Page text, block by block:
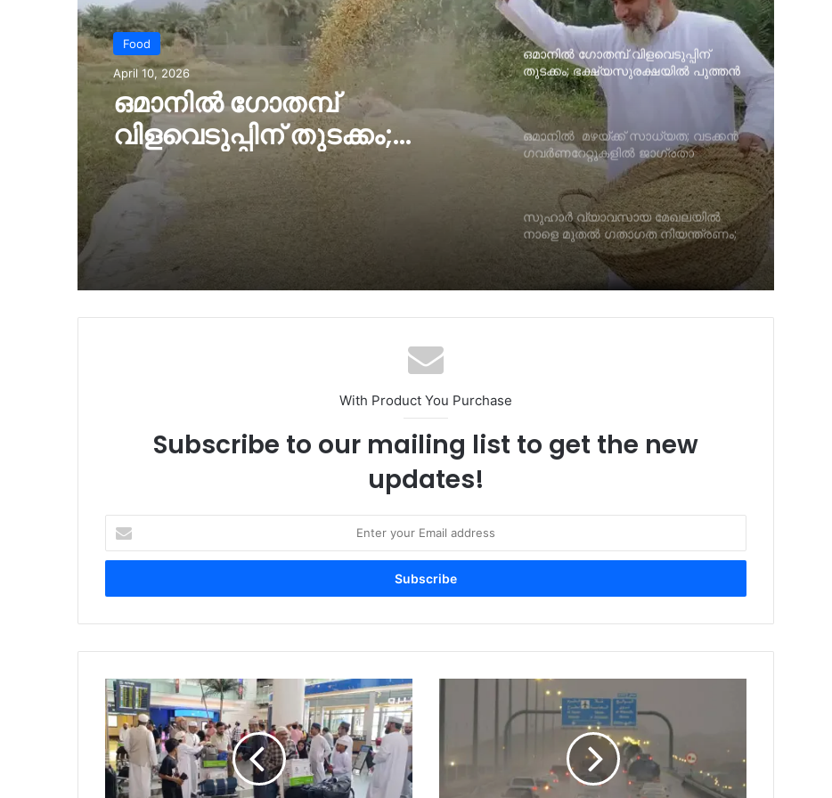
Food
April 10, 2026
ഒമാനില്‍ ഗോതമ്പ്
വിളവെടുപ്പിന് തുടക്കം;
ഭക്ഷ്യസുരക്ഷയില്‍ പുത്തൻ
പ്രതീക്ഷയുമായി മുദൈബി
പ്രവാസികൾക്കും സ്ത്രീകൾക്കും
ആശ്വാസമേകി പുതിയ പദ്ധതി!
ഒമാനില്‍ ഗോതമ്പ് വിളവെടുപ്പിന്
തുടക്കം; ഭക്ഷ്യസുരക്ഷയില്‍ പുത്തൻ
പ്രതീക്ഷയുമായി മുദൈബി
ഒമാനില്‍ മഴയ്ക്ക് സാധ്യത; വടക്കൻ
ഗവര്‍ണറേറ്റുകളില്‍ ജാഗ്രതാ
സുഹാര്‍ വ്യാവസായ മേഖലയില്‍
നാളെ മുതല്‍ ഗതാഗത നിയന്ത്രണം;
റോഡ് അറ്റകുറ്റപ്പണി ഏപ്രില്‍ 27
വരെ
ഏറ്റെടുത്തത് വ്യോമയാന
ഒടിപി പങ്കിടരുത്, ലിങ്കുകളില്‍ ക്ലിക്ക്
ഒമാൻ പൊലീസ്
യുഎഇയില്‍ അനുഭവപ്പെട്ടു, 2.9
ഒരു സ്വകാര്യ കമ്ബനിയുടെ
സംഘർഷത്തില്‍ നിരവധി പ്രവാസി
വായു ഗുണനിലവാരം
പരിശോധിക്കാന്‍ ദേശീയ തലത്തില്‍
വന്‍ പദ്ധതിയുമായി ഒമാന്‍
അബീർ ഹോസ്പിറ്റലിൽ രാത്രികാല
With Product You Purchase
Subscribe to our mailing list to get the new
updates!
your
Email